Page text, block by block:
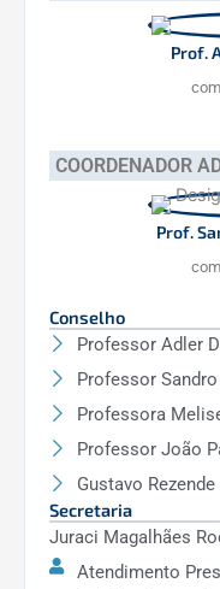
Prof.
COORDENADOR
Prof.
Conselho
Professor Adler
Professor
Professora
Professor João
Gustavo
Secretaria
Juraci Magalhães
Atendimento